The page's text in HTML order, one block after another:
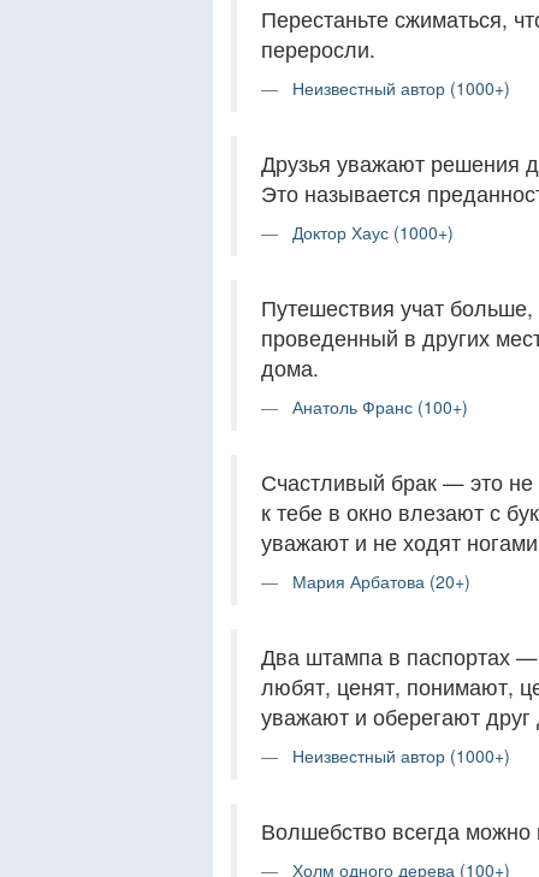
Перестаньте сжиматься,
переросли.
Неизвестный автор (1000+)
Друзья уважают решения
Это называется
Доктор Хаус (1000+)
Путешествия учат
проведенный в других
дома.
Анатоль Франс (100+)
Счастливый брак — это не
к тебе в окно влезают с
уважают и не ходят
Мария Арбатова (20+)
Два штампа в паспортах
любят, ценят, понимают,
уважают и оберегают друг
Неизвестный автор (1000+)
Волшебство всегда можно
Холм одного дерева (100+)